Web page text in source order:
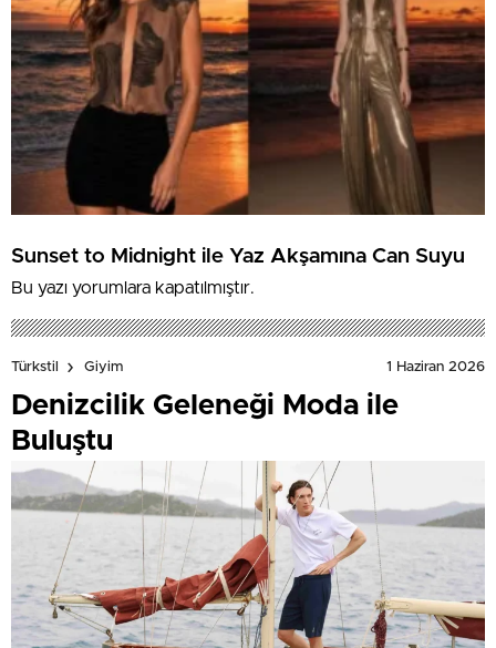
Sunset to Midnight ile Yaz Akşamına Can Suyu
Bu yazı yorumlara kapatılmıştır.
Türkstil Giyim 1 Haziran 2026
Denizcilik Geleneği Moda ile
Buluştu